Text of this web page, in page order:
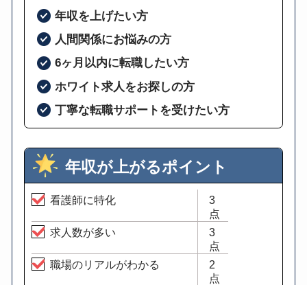
年収を上げたい方
人間関係にお悩みの方
6ヶ月以内に転職したい方
ホワイト求人をお探しの方
丁寧な転職サポートを受けたい方
年収が上がるポイント
看護師に特化
3
点
求人数が多い
3
点
職場のリアルがわかる
2
点